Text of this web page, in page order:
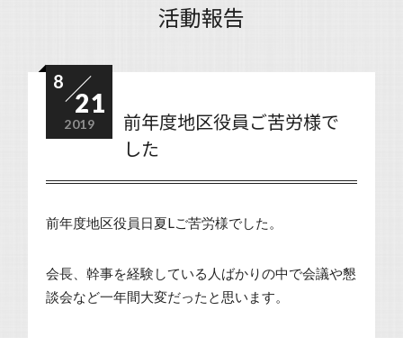
活動報告
8
21
2019
前年度地区役員ご苦労様で
した
前年度地区役員日夏Lご苦労様でした。
会長、幹事を経験している人ばかりの中で会議や懇
談会など一年間大変だったと思います。